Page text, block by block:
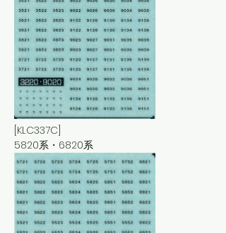
[KLC337C]
5820系・6820系